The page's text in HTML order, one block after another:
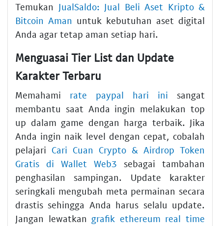
Temukan JualSaldo: Jual Beli Aset Kripto &
Bitcoin Aman untuk kebutuhan aset digital
Anda agar tetap aman setiap hari.
Menguasai Tier List dan Update
Karakter Terbaru
Memahami rate paypal hari ini sangat
membantu saat Anda ingin melakukan top
up dalam game dengan harga terbaik. Jika
Anda ingin naik level dengan cepat, cobalah
pelajari Cari Cuan Crypto & Airdrop Token
Gratis di Wallet Web3 sebagai tambahan
penghasilan sampingan. Update karakter
seringkali mengubah meta permainan secara
drastis sehingga Anda harus selalu update.
Jangan lewatkan grafik ethereum real time